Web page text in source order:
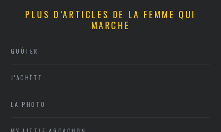
PLUS D’ARTICLES DE LA FEMME QUI
MARCHE
GOÛTER
J'ACHÈTE
LA PHOTO